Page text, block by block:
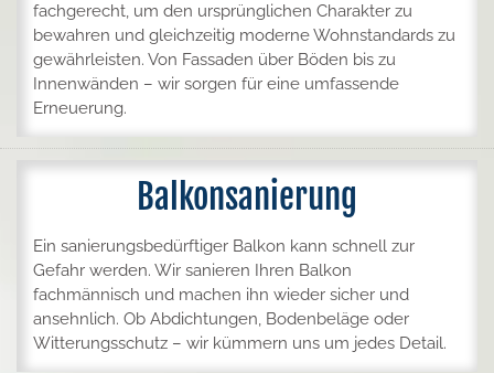
fachgerecht, um den ursprünglichen Charakter zu
bewahren und gleichzeitig moderne Wohnstandards zu
gewährleisten. Von Fassaden über Böden bis zu
Innenwänden – wir sorgen für eine umfassende
Erneuerung.
Balkonsanierung
Ein sanierungsbedürftiger Balkon kann schnell zur
Gefahr werden. Wir sanieren Ihren Balkon
fachmännisch und machen ihn wieder sicher und
ansehnlich. Ob Abdichtungen, Bodenbeläge oder
Witterungsschutz – wir kümmern uns um jedes Detail.